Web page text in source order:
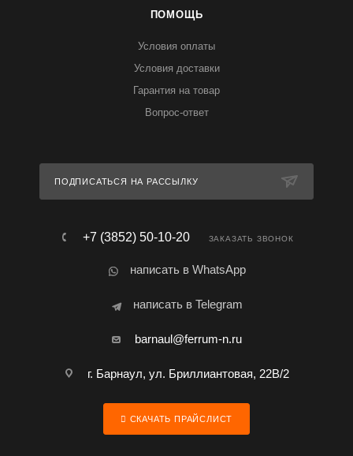
ПОМОЩЬ
Условия оплаты
Условия доставки
Гарантия на товар
Вопрос-ответ
ПОДПИСАТЬСЯ НА РАССЫЛКУ
+7 (3852) 50-10-20 ЗАКАЗАТЬ ЗВОНОК
написать в WhatsApp
написать в Telegram
barnaul@ferrum-n.ru
г. Барнаул, ул. Бриллиантовая, 22В/2
СКАЧАТЬ ПРАЙСЛИСТ